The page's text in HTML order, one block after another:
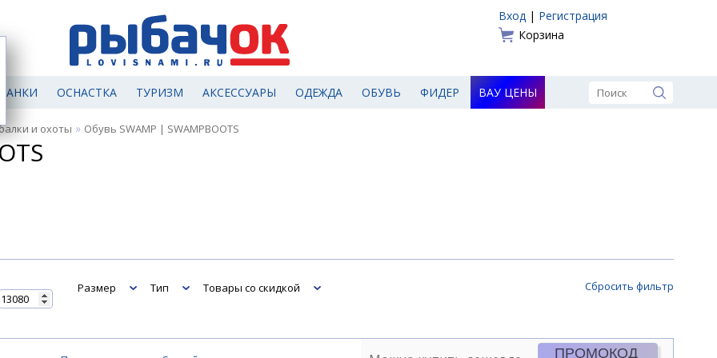
Вход | Регистрация
Корзина
ОСНАСТКА ТУРИЗМ АКСЕССУАРЫ ОДЕЖДА ОБУВЬ ФИДЕР ВАУ ЦЕНЫ
и охоты » Обувь SWAMP | SWAMPBOOTS
Размер Тип Товары со скидкой Сбросить фильтр
ПРОМОКОД